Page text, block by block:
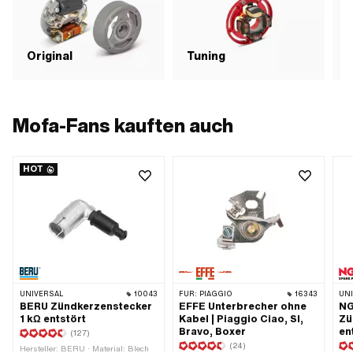
Original Tuning
Mofa-Fans kauften auch
HOT
UNIVERSAL 10043
BERU Zündkerzenstecker
1 kΩ entstört
(127)
Hersteller: BERU · Material: Blech
FÜR: PIAGGIO 16343
EFFE Unterbrecher ohne
Kabel | Piaggio Ciao, SI,
Bravo, Boxer
(24)